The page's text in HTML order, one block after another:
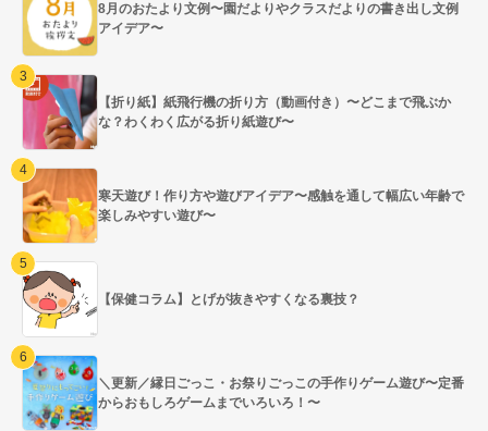
8月のおたより文例〜園だよりやクラスだよりの書き出し文例
アイデア〜
【折り紙】紙飛行機の折り方（動画付き）〜どこまで飛ぶか
な？わくわく広がる折り紙遊び〜
寒天遊び！作り方や遊びアイデア〜感触を通して幅広い年齢で
楽しみやすい遊び〜
【保健コラム】とげが抜きやすくなる裏技？
＼更新／縁日ごっこ・お祭りごっこの手作りゲーム遊び〜定番
からおもしろゲームまでいろいろ！〜